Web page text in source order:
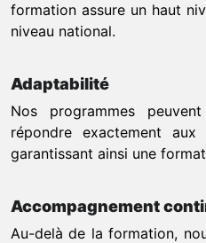
formation assure un haut
niveau national.
Adaptabilité
Nos programmes
répondre exactement
garantissant ainsi une
Accompagnement
Au-delà de la formation,